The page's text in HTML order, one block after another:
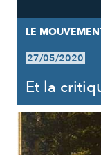
LE
27/05/2020
Et la